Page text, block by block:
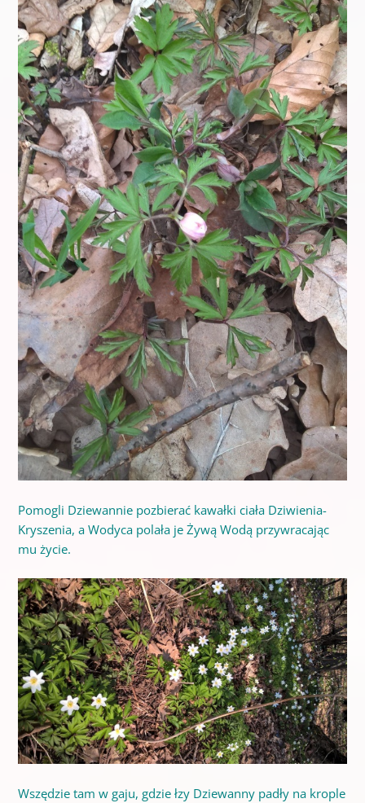
Pomogli Dziewannie pozbierać kawałki ciała Dziwienia-
Kryszenia, a Wodyca polała je Żywą Wodą przywracając
mu życie.
Wszędzie tam w gaju, gdzie łzy Dziewanny padły na krople